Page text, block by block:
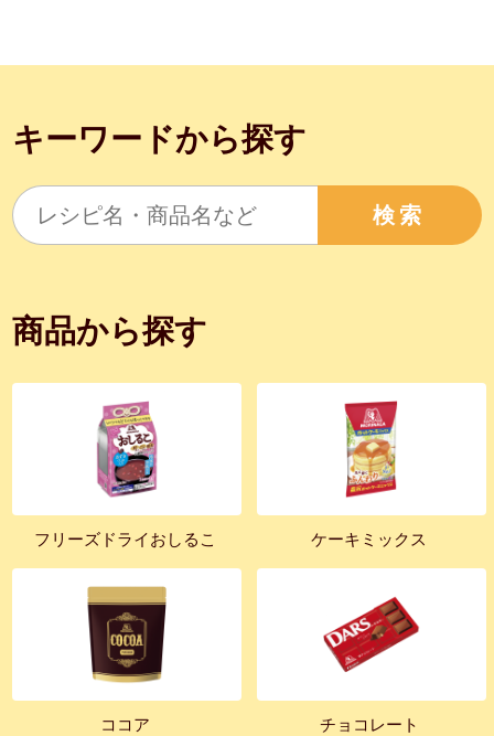
キーワードから探す
検索
商品から探す
フリーズドライおしるこ ケーキミックス
ココア チョコレート